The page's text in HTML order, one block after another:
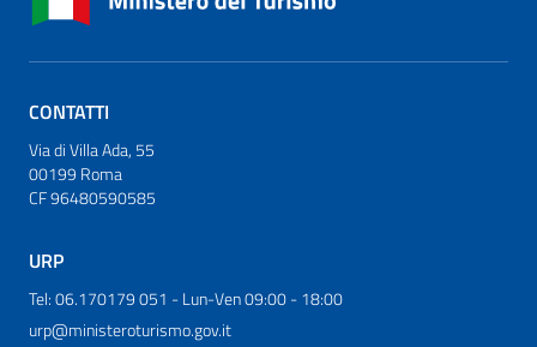
CONTATTI
Via di Villa Ada, 55
00199 Roma
CF 96480590585
URP
Tel: 06.170179 051 - Lun-Ven 09:00 - 18:00
urp@ministeroturismo.gov.it